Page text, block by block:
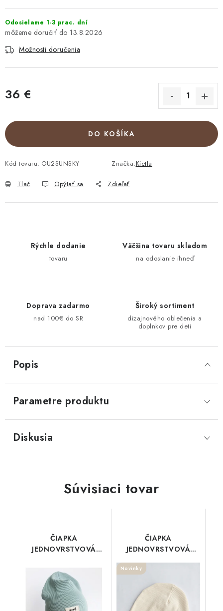
Odosielame 1-3 prac. dní
13.8.2026
Možnosti doručenia
36 €
DO KOŠÍKA
Kód tovaru: OU2SUNSKY Značka:Kietla
Tlač Opýtať sa Zdieľať
Rýchle dodanie
tovaru
Väčšina tovaru skladom
na odoslanie ihneď
Doprava zadarmo
nad 100€ do SR
Široký sortiment
dizajnového oblečenia a
doplnkov pre deti
Popis
Parametre produktu
Diskusia
Súvisiaci tovar
ČIAPKA
JEDNOVRSTVOVÁ
ČIAPKA
JEDNOVRSTVOVÁ
Novinky